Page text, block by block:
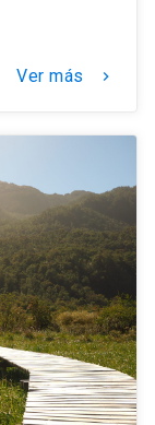
Ver más keyboard_arrow_right